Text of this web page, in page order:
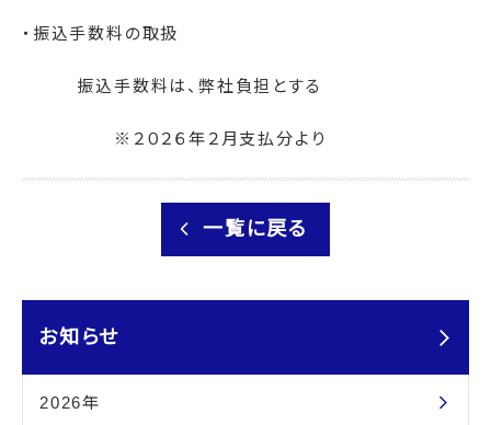
・振込手数料の取扱
振込手数料は、弊社負担とする
※２０２６年２月支払分より
一覧に戻る
お知らせ
2026年